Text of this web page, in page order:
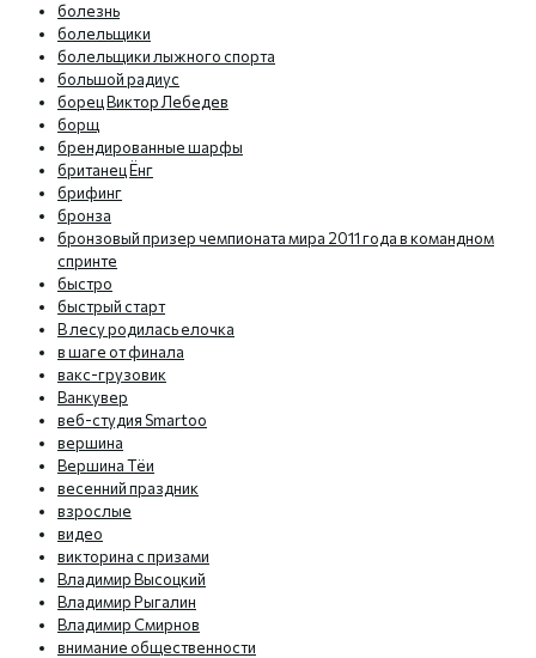
болезнь
болельщики
болельщики лыжного спорта
большой радиус
борец Виктор Лебедев
борщ
брендированные шарфы
британец Ёнг
брифинг
бронза
бронзовый призер чемпионата мира 2011 года в командном
спринте
быстро
быстрый старт
В лесу родилась елочка
в шаге от финала
вакс-грузовик
Ванкувер
веб-студия Smartoo
вершина
Вершина Тёи
весенний праздник
взрослые
видео
викторина с призами
Владимир Высоцкий
Владимир Рыгалин
Владимир Смирнов
внимание общественности